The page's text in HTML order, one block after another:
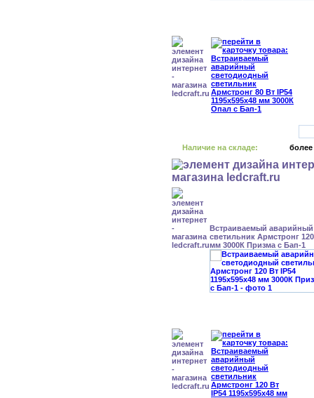
Наличие на складе: более
Встраиваемый
светильник Армстронг 120
мм 3000К Призма с Бап-1